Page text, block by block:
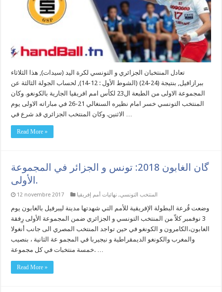
تعادل المنتخبان الجزائري و التونسي لكرة اليد (سيدات), هذا الثلاثاء
ببرازافيل, بنتيجة (24-24) (الشوط الأول : 12-14), لحساب الجولة الثالثة عن
المجموعة الاولى من الطبعة ال23 لكأس امم افريقيا الجارية بالكونغو. وكان
المنتخب التونسي خسر امام نظيره السنغالي 21-26 في مباراته الاولى يوم
Read More »
گان الغابون 2018: تونس و الجزائر في المجموعة
الأولى.
12 novembre 2017 المنتخب التونسي, نهائيات أمم إفريقيا
وضعت قُرعة البطولة الإفريقية للأمم التي شهدتها مدينة ليبرفيل بالغابون يوم
3 نوفمبر كلاّ من المنتخب التونسي و الجزائري ضمن المجموعة الأولى رِفقة
الغابون،الكامرون و الكونغو في حين تواجد المنتخب المصري الى جانب أنغولا
والمغرب والكونغو الديمقراطية و نيجيربا في المجمو عة الثانية ، بنصيب
خمسة منتخبات في كل مجموعة. …
Read More »